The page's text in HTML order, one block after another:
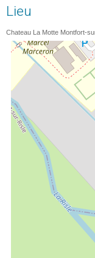
Lieu
Chateau La Motte Montfort-